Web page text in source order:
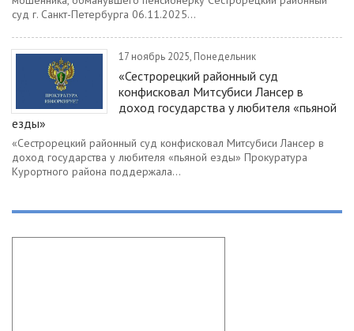
суд г. Санкт-Петербурга 06.11.2025...
17 ноябрь 2025, Понедельник
«Сестрорецкий районный суд
конфисковал Митсубиси Лансер в
доход государства у любителя «пьяной
езды»
«Сестрорецкий районный суд конфисковал Митсубиси Лансер в
доход государства у любителя «пьяной езды» Прокуратура
Курортного района поддержала...